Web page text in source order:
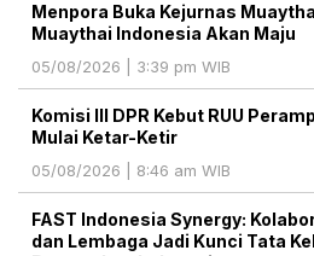
Menpora Buka Kejurnas
Muaythai Indonesia Akan Maju
05/08/2026 | 3:39 pm WIB
Komisi III DPR Kebut RUU
Mulai Ketar-Ketir
05/08/2026 | 8:46 am WIB
FAST Indonesia Synergy:
dan Lembaga Jadi Kunci Tata